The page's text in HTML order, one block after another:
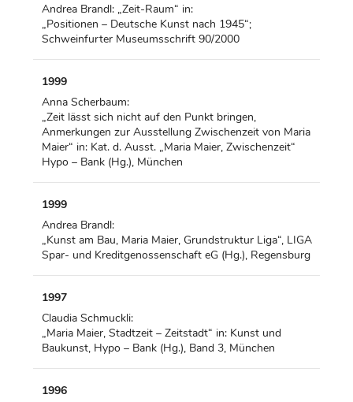
Andrea Brandl: „Zeit-Raum“ in:
„Positionen – Deutsche Kunst nach 1945“;
Schweinfurter Museumsschrift 90/2000
1999
Anna Scherbaum:
„Zeit lässt sich nicht auf den Punkt bringen,
Anmerkungen zur Ausstellung Zwischenzeit von Maria
Maier“ in: Kat. d. Ausst. „Maria Maier, Zwischenzeit“
Hypo – Bank (Hg.), München
1999
Andrea Brandl:
„Kunst am Bau, Maria Maier, Grundstruktur Liga“, LIGA
Spar- und Kreditgenossenschaft eG (Hg.), Regensburg
1997
Claudia Schmuckli:
„Maria Maier, Stadtzeit – Zeitstadt“ in: Kunst und
Baukunst, Hypo – Bank (Hg.), Band 3, München
1996